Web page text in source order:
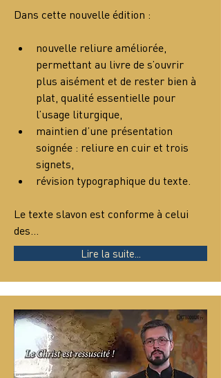
Dans cette nouvelle édition :
nouvelle reliure améliorée,
permettant au livre de s’ouvrir
plus aisément et de rester bien à
plat, qualité essentielle pour
l’usage liturgique,
maintien d’une présentation
soignée : reliure en cuir et trois
signets,
révision typographique du texte.
Le texte slavon est conforme à celui
des…
Lire la suite...